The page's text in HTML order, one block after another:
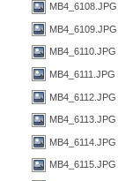
MB4_6108.JPG
MB4_6109.JPG
MB4_6110.JPG
MB4_6111.JPG
MB4_6112.JPG
MB4_6113.JPG
MB4_6114.JPG
MB4_6115.JPG